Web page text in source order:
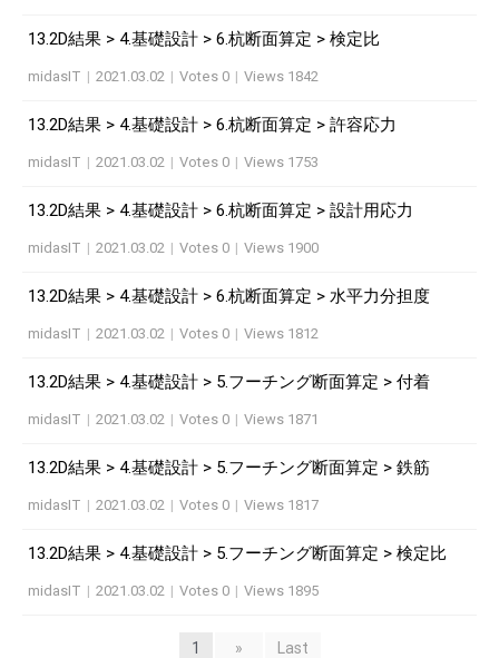
13.2D結果 > 4.基礎設計 > 6.杭断面算定 > 検定比
midasIT | 2021.03.02 | Votes 0 | Views 1842
13.2D結果 > 4.基礎設計 > 6.杭断面算定 > 許容応力
midasIT | 2021.03.02 | Votes 0 | Views 1753
13.2D結果 > 4.基礎設計 > 6.杭断面算定 > 設計用応力
midasIT | 2021.03.02 | Votes 0 | Views 1900
13.2D結果 > 4.基礎設計 > 6.杭断面算定 > 水平力分担度
midasIT | 2021.03.02 | Votes 0 | Views 1812
13.2D結果 > 4.基礎設計 > 5.フーチング断面算定 > 付着
midasIT | 2021.03.02 | Votes 0 | Views 1871
13.2D結果 > 4.基礎設計 > 5.フーチング断面算定 > 鉄筋
midasIT | 2021.03.02 | Votes 0 | Views 1817
13.2D結果 > 4.基礎設計 > 5.フーチング断面算定 > 検定比
midasIT | 2021.03.02 | Votes 0 | Views 1895
1 » Last